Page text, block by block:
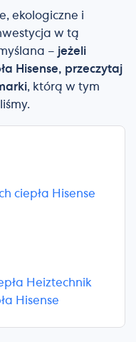
ekologiczne i
w tą
– jeżeli
Hisense, przeczytaj
, którą w tym
ciepła Hisense
Heiztechnik
Hisense